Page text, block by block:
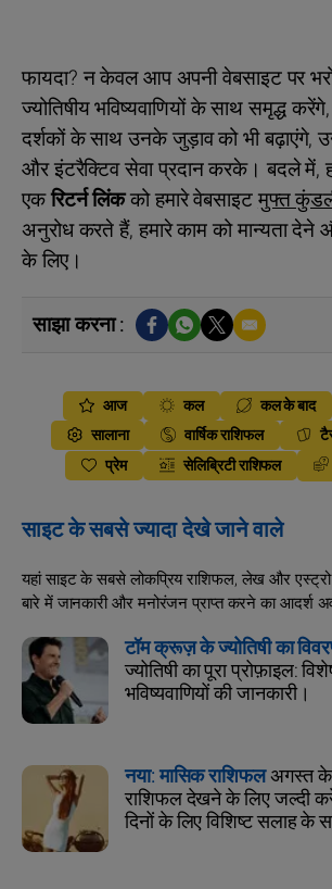
फायदा? न केवल आप अपनी वेबसाइट पर
ज्योतिषीय भविष्यवाणियों के साथ समृद्ध
दर्शकों के साथ उनके जुड़ाव को भी बढ़ाएंगे,
और इंटरैक्टिव सेवा प्रदान करके। बदले
एकरिटर्न लिंकको हमारे वेबसाइटमुफ्त
अनुरोध करते हैं, हमारे काम को मान्यता
के लिए।
साझा करना :
आज कल कल के बाद
सालाना
वार्षिक राशिफल
प्रेम
सेलिब्रिटी राशिफल
साइट के सबसे ज्यादा देखे जाने वाले
यहां साइट के सबसे लोकप्रिय राशिफल, लेख और एस्ट्रो
बारे में जानकारी और मनोरंजन प्राप्त करने का आदर्श
टॉम क्रूज़ के ज्योतिषी का
ज्योतिषी का पूरा प्रोफ़ाइल:
भविष्यवाणियों की जानकारी।
नया: मासिक राशिफलअगस्त के
राशिफल देखने के लिए जल्दी
दिनों के लिए विशिष्ट सलाह के